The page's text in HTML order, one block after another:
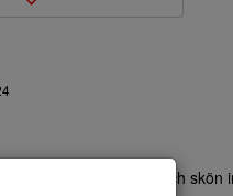
i skinnimtiation.Mjuk och